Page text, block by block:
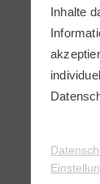
Inhalte